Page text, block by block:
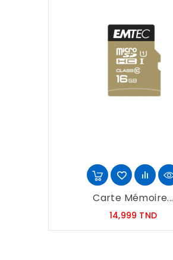
Carte Mémoire...
14,999 TNDPrix